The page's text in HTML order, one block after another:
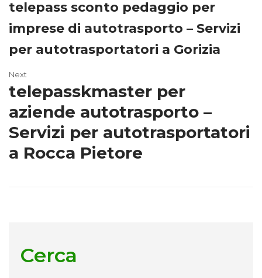
telepass sconto pedaggio per
imprese di autotrasporto – Servizi
per autotrasportatori a Gorizia
Next
telepasskmaster per
aziende autotrasporto –
Servizi per autotrasportatori
a Rocca Pietore
Cerca